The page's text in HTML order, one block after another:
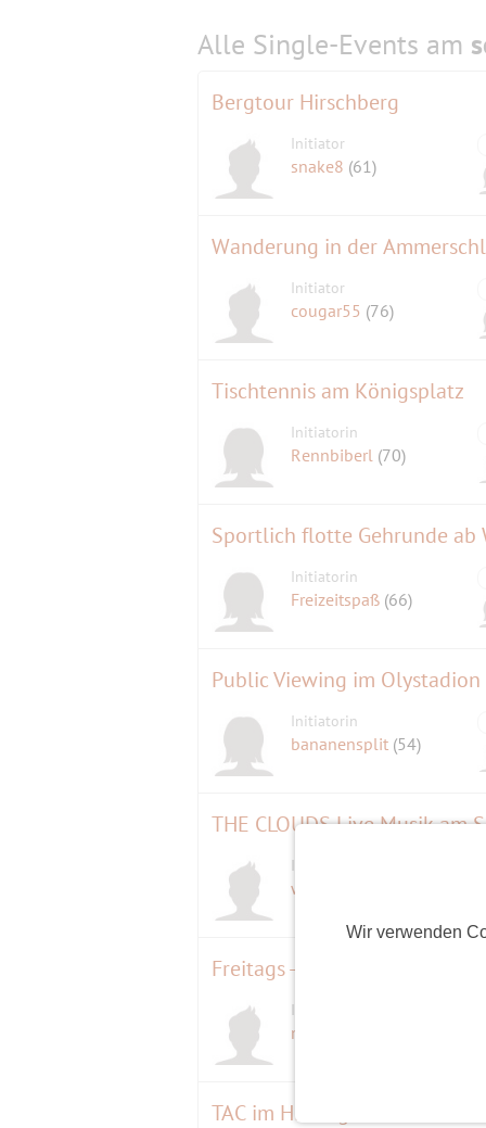
Wir verwenden
Alle Single-Events am
Bergtour Hirschberg
Initiator
snake8 (61)
Initiator
cougar55 (76)
Tischtennis am Königsplatz
Initiatorin
Rennbiberl (70)
Sportlich flotte Gehrunde
Initiatorin
Freizeitspaß (66)
Public Viewing im Olystadion
Initiatorin
bananensplit (54)
THE CLOUDS Live Musik am
Initiator
waage54
Freitags - Federballer
Initiator
michaelausmuc
TAC im Hirschgarten